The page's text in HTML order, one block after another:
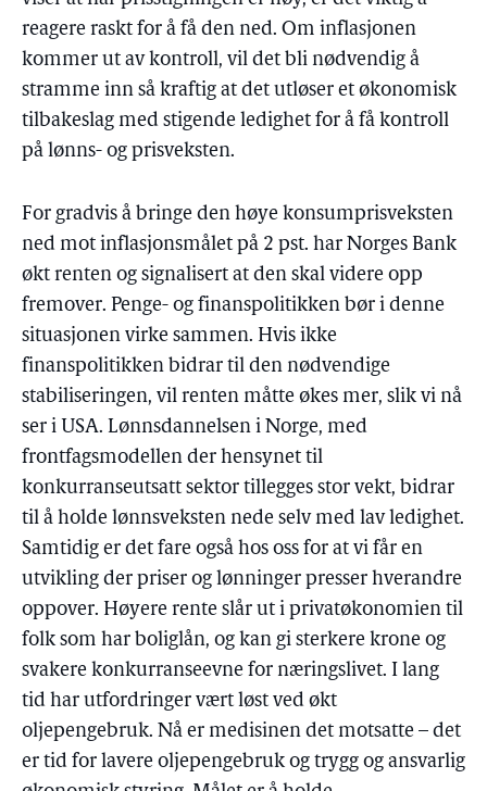
reagere raskt for å få den ned. Om inflasjonen
kommer ut av kontroll, vil det bli nødvendig å
stramme inn så kraftig at det utløser et økonomisk
tilbakeslag med stigende ledighet for å få kontroll
på lønns- og prisveksten.
For gradvis å bringe den høye konsumprisveksten
ned mot inflasjonsmålet på 2 pst. har Norges Bank
økt renten og signalisert at den skal videre opp
fremover. Penge- og finanspolitikken bør i denne
situasjonen virke sammen. Hvis ikke
finanspolitikken bidrar til den nødvendige
stabiliseringen, vil renten måtte økes mer, slik vi nå
ser i USA. Lønnsdannelsen i Norge, med
frontfagsmodellen der hensynet til
konkurranseutsatt sektor tillegges stor vekt, bidrar
til å holde lønnsveksten nede selv med lav ledighet.
Samtidig er det fare også hos oss for at vi får en
utvikling der priser og lønninger presser hverandre
oppover. Høyere rente slår ut i privatøkonomien til
folk som har boliglån, og kan gi sterkere krone og
svakere konkurranseevne for næringslivet. I lang
tid har utfordringer vært løst ved økt
oljepengebruk. Nå er medisinen det motsatte – det
er tid for lavere oljepengebruk og trygg og ansvarlig